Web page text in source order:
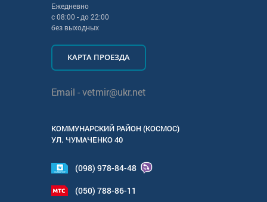
Ежедневно
с08:00 - до22:00
без выходных
КАРТА ПРОЕЗДА
Email -vetmir@ukr.net
КОММУНАРСКИЙ РАЙОН (КОСМОС)
УЛ. ЧУМАЧЕНКО 40
(098) 978-84-48
(050) 788-86-11